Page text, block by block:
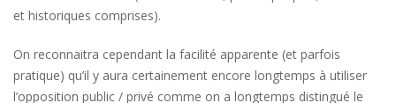
et historiques comprises).
On reconnaitra cependant la facilité apparente (et parfois
pratique) qu’il y aura certainement encore longtemps à utiliser
l’opposition public / privé comme on a longtemps distingué le